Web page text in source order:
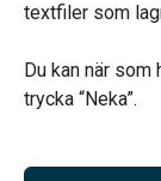
textfiler som
Du kan när
trycka “Neka”.
Vårt systerbolag